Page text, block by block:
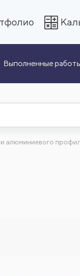
Выполненные
алюминиевого